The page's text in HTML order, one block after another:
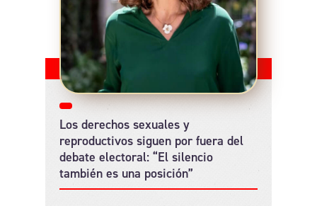
Los derechos sexuales y
reproductivos siguen por fuera del
debate electoral: “El silencio
también es una posición”